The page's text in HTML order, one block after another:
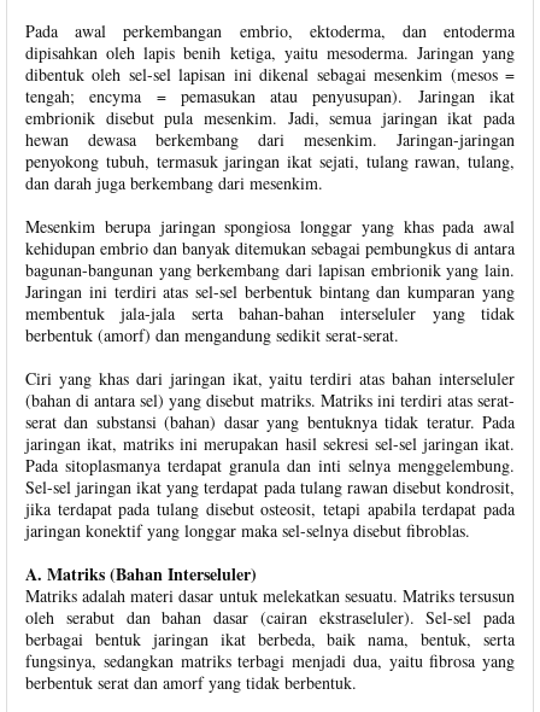
Pada awal perkembangan embrio, ektoderma, dan entoderma
dipisahkan oleh lapis benih ketiga, yaitu mesoderma. Jaringan yang
dibentuk oleh sel-sel lapisan ini dikenal sebagai mesenkim (mesos =
tengah; encyma = pemasukan atau penyusupan). Jaringan ikat
embrionik disebut pula mesenkim. Jadi, semua jaringan ikat pada
hewan dewasa berkembang dari mesenkim. Jaringan-jaringan
penyokong tubuh, termasuk jaringan ikat sejati, tulang rawan, tulang,
dan darah juga berkembang dari mesenkim.
Mesenkim berupa jaringan spongiosa longgar yang khas pada awal
kehidupan embrio dan banyak ditemukan sebagai pembungkus di antara
bagunan-bangunan yang berkembang dari lapisan embrionik yang lain.
Jaringan ini terdiri atas sel-sel berbentuk bintang dan kumparan yang
membentuk jala-jala serta bahan-bahan interseluler yang tidak
berbentuk (amorf) dan mengandung sedikit serat-serat.
Ciri yang khas dari jaringan ikat, yaitu terdiri atas bahan interseluler
(bahan di antara sel) yang disebut matriks. Matriks ini terdiri atas serat-
serat dan substansi (bahan) dasar yang bentuknya tidak teratur. Pada
jaringan ikat, matriks ini merupakan hasil sekresi sel-sel jaringan ikat.
Pada sitoplasmanya terdapat granula dan inti selnya menggelembung.
Sel-sel jaringan ikat yang terdapat pada tulang rawan disebut kondrosit,
jika terdapat pada tulang disebut osteosit, tetapi apabila terdapat pada
jaringan konektif yang longgar maka sel-selnya disebut fibroblas.
A. Matriks (Bahan Interseluler)
Matriks adalah materi dasar untuk melekatkan sesuatu. Matriks tersusun
oleh serabut dan bahan dasar (cairan ekstraseluler). Sel-sel pada
berbagai bentuk jaringan ikat berbeda, baik nama, bentuk, serta
fungsinya, sedangkan matriks terbagi menjadi dua, yaitu fibrosa yang
berbentuk serat dan amorf yang tidak berbentuk.